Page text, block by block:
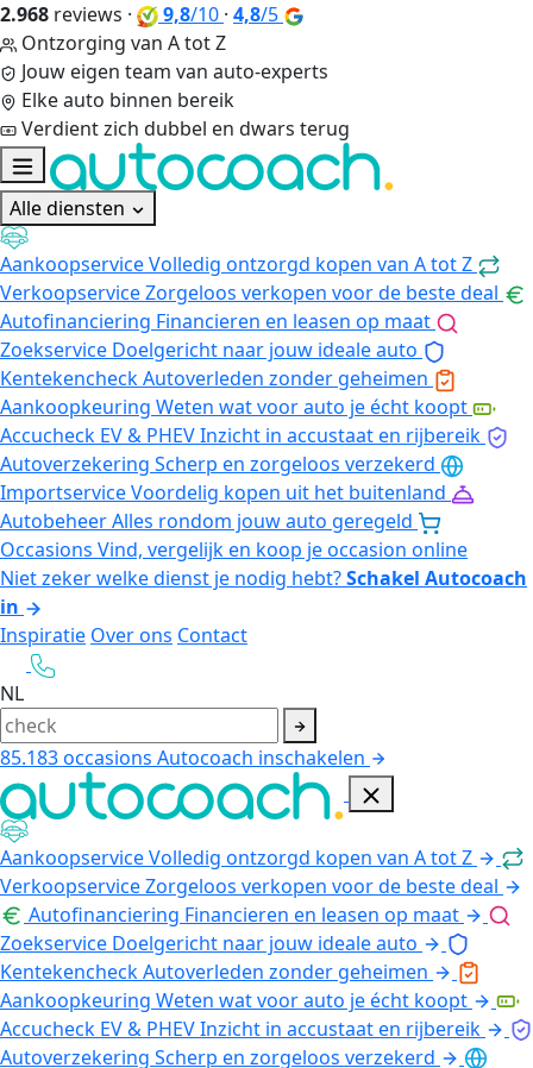
2.968 reviews · 9,8/10 · 4,8/5
Ontzorging van A tot Z
Jouw eigen team van auto-experts
Elke auto binnen bereik
Verdient zich dubbel en dwars terug
Alle diensten
AankoopserviceVolledig ontzorgd kopen van A tot Z
VerkoopserviceZorgeloos verkopen voor de beste deal
Autofinanciering Financieren en leasen op maat
Zoekservice Doelgericht naar jouw ideale auto
KentekencheckAutoverleden zonder geheimen
Aankoopkeuring Weten wat voor auto je écht koopt
Accucheck EV & PHEVInzicht in accustaat en rijbereik
Autoverzekering Scherp en zorgeloos verzekerd
ImportserviceVoordelig kopen uit het buitenland
AutobeheerAlles rondom jouw auto geregeld
Occasions Vind, vergelijk en koop je occasion online
Niet zeker welke dienst je nodig hebt?Schakel Autocoach
in
Inspiratie Over ons Contact
NL
85.183occasions Autocoach inschakelen
AankoopserviceVolledig ontzorgd kopen van A tot Z
VerkoopserviceZorgeloos verkopen voor de beste deal
Autofinanciering Financieren en leasen op maat
Zoekservice Doelgericht naar jouw ideale auto
KentekencheckAutoverleden zonder geheimen
Aankoopkeuring Weten wat voor auto je écht koopt
Accucheck EV & PHEVInzicht in accustaat en rijbereik
Autoverzekering Scherp en zorgeloos verzekerd